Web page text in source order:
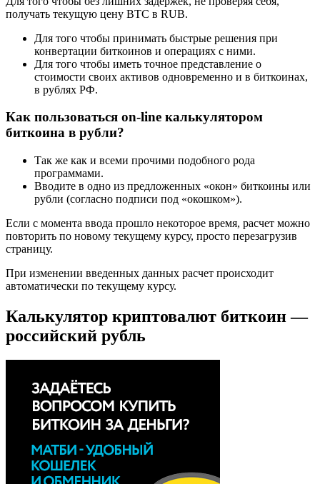
получать текущую цену BTC в RUB.
Для того чтобы принимать быстрые решения при
конвертации биткоинов и операциях с ними.
Для того чтобы иметь точное представление о
стоимости своих активов одновременно и в биткоинах,
в рублях РФ.
Как пользоваться on-line калькулятором
биткоина в рубли?
Так же как и всеми прочими подобного рода
программами.
Вводите в одно из предложенных «окон» биткоины или
рубли (согласно подписи под «окошком»).
Если с момента ввода прошло некоторое время, расчет можно
повторить по новому текущему курсу, просто перезагрузив
страницу.
При изменении введенных данных расчет происходит
автоматически по текущему курсу.
Калькулятор криптовалют биткоин —
российский рубль